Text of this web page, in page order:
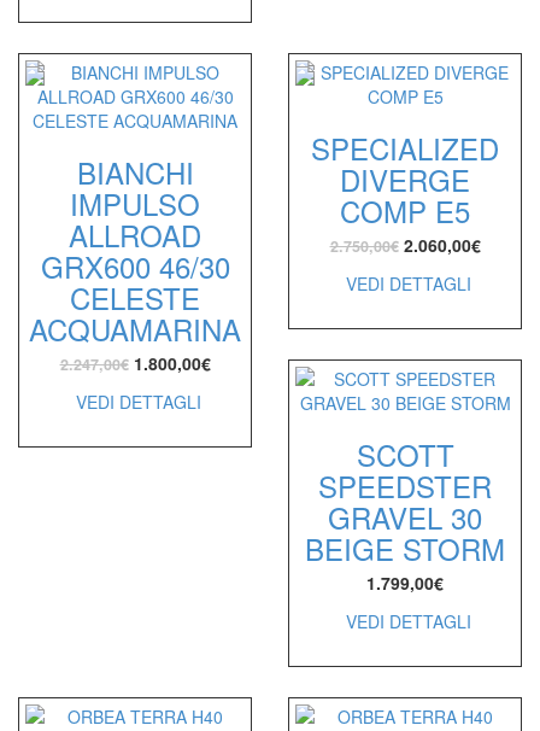
BIANCHI
IMPULSO
ALLROAD
GRX600 46/30
CELESTE
ACQUAMARINA
2.247,00€ 1.800,00€
VEDI DETTAGLI
SPECIALIZED
DIVERGE
COMP E5
2.750,00€ 2.060,00€
VEDI DETTAGLI
SCOTT
SPEEDSTER
GRAVEL 30
BEIGE STORM
1.799,00€
VEDI DETTAGLI